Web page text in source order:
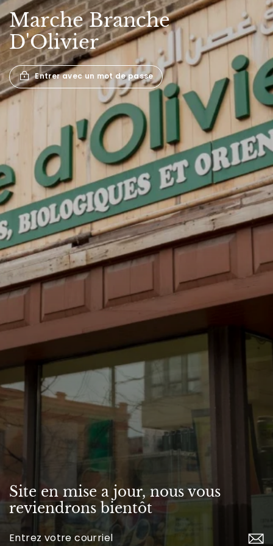
MarcheBranche
D'Olivier
Entrer avec un mot de passe
Site en mise a jour, nous vous
reviendrons bientôt
Inscrivez-